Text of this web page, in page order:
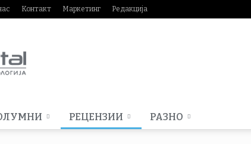
Контакт Маркетинг Редакција
РЕЦЕНЗИИ РАЗНО